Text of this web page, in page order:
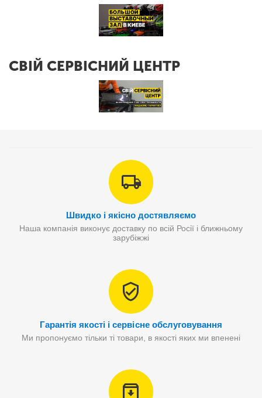
СВІЙ СЕРВІСНИЙ ЦЕНТР
Швидко і якісно достявляємо
Наша компанія виконує доставку по всій Росії і ближньому
зарубіжжі
Гарантія якості і сервісне обслуговування
Ми пропонуємо тільки ті товари, в якості яких ми впенені